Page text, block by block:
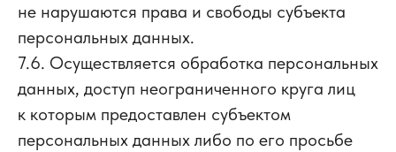
не нарушаются права и свободы субъекта
персональных данных.
7.6. Осуществляется обработка персональных
данных, доступ неограниченного круга лиц
к которым предоставлен субъектом
персональных данных либо по его просьбе